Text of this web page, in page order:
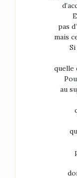
pas
mais
quelle
au